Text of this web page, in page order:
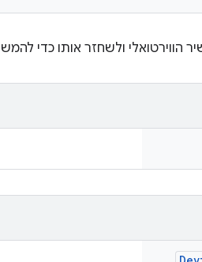
הווירטואלי ולשחזר אותו כדי